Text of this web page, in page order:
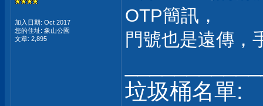
加入日期: Oct 2017
您的住址: 象山公園
文章: 2,895
OTP簡訊，
門號也是遠傳，
垃圾桶名單: